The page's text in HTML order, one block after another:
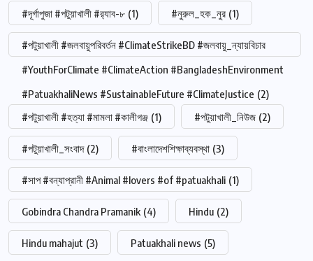
#দূর্গাপুজা #পটুয়াখালী #র‍্যাব-৮ (1) #নুরুল_হক_নুর (1)
#পটুয়াখালী #জলবায়ুপরিবর্তন #ClimateStrikeBD #জলবায়ু_ন্যায়বিচার
#YouthForClimate #ClimateAction #BangladeshEnvironment
#PatuakhaliNews #SustainableFuture #ClimateJustice (2)
#পটুয়াখালী #হত্যা #মামলা #কালীগঞ্জ (1) #পটুয়াখালী_নিউজ (2)
#পটুয়াখালী_সংবাদ (2) #বাংলাদেশশিক্ষাব্যবস্থা (3)
#সাপ #বন্যাপ্রানী #Animal #lovers #of #patuakhali (1)
Gobindra Chandra Pramanik (4) Hindu (2)
Hindu mahajut (3) Patuakhali news (5)